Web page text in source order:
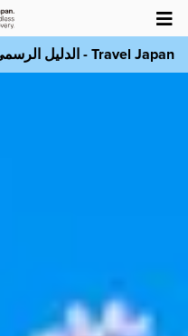
Travel Japan - الدليل الرسمي للسفر في اليابان